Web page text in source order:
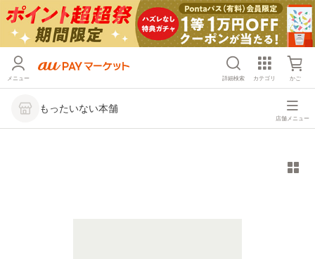
メニュー 詳細検索 カテゴリ かご
もったいない本舗
店舗メニュー